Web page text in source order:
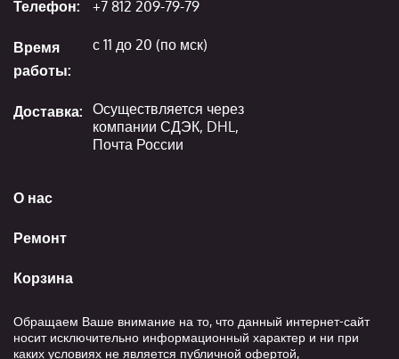
О нас
Ремонт
Корзина
Телефон: +7 812 209-79-79
Время
работы:
с 11 до 20 (по мск)
Доставка: Осуществляется через
компании СДЭК, DHL,
Почта России
Обращаем Ваше внимание на то, что данный интернет-сайт
носит исключительно информационный характер и ни при
каких условиях не является публичной офертой,